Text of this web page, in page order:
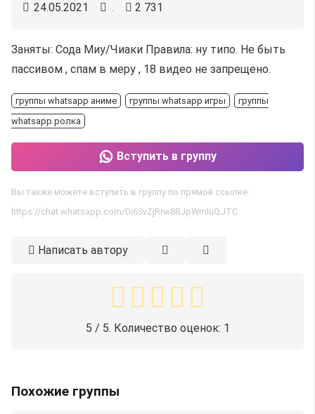
24.05.2021 . 2 731
Заняты: Сода Миу/Чиаки Правила: ну типо. Не быть
пассивом , спам в меру , 18 видео не запрещено.
группы whatsapp аниме группы whatsapp игры
группы
whatsapp ролка
Вступить в группу
Вы также можете вступить в группу по прямой ссылке:
https://chat.whatsapp.com/Di6SvZjRrw88JpWmluQJTC
Написать автору
5 / 5. Количество оценок: 1
Похожие группы